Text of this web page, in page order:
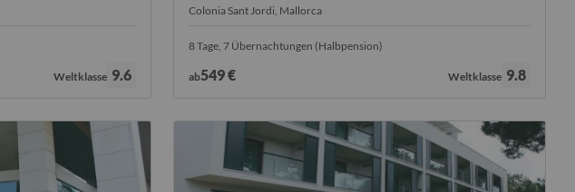
Bewertung:
Weltklasse 9.6
Colonia Sant Jordi, Mallorca
8 Tage, 7 Übernachtungen (Halbpension)
ab549 € Bewertung:
Weltklasse 9.8